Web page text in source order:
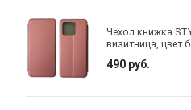
Чехол книжка
визитница, цвет
490 руб.